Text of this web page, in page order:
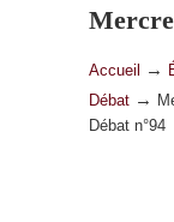
Munch
Accueil →
Débat →
Débat n°94